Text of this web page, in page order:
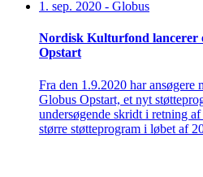
1. sep. 2020 - Globus
Nordisk Kulturfond lancerer
Opstart
Fra den 1.9.2020 har ansøgere
Globus Opstart, et nyt
undersøgende skridt i retning
større støtteprogram i løbet af